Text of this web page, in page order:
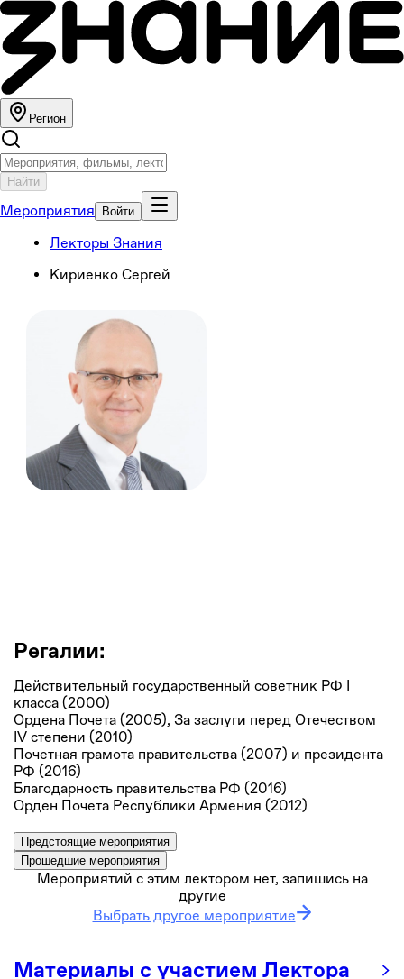
Регион
Найти
Мероприятия Войти
Лекторы Знания
Кириенко Сергей
Регалии:
Действительный государственный советник РФ I
класса (2000)
Ордена Почета (2005), За заслуги перед Отечеством
IV степени (2010)
Почетная грамота правительства (2007) и президента
РФ (2016)
Благодарность правительства РФ (2016)
Орден Почета Республики Армения (2012)
Предстоящие мероприятия
Прошедшие мероприятия
Мероприятий с этим лектором нет, запишись на
другие
Выбрать другое мероприятие
Материалы с участием Лектора